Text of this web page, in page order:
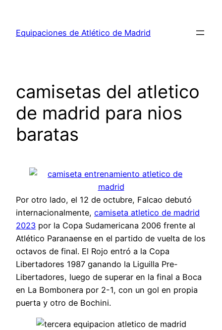
contenido
Equipaciones de Atlético de Madrid
camisetas del atletico
de madrid para nios
baratas
Por otro lado, el 12 de octubre, Falcao debutó
internacionalmente, camiseta atletico de madrid
2023 por la Copa Sudamericana 2006 frente al
Atlético Paranaense en el partido de vuelta de los
octavos de final. El Rojo entró a la Copa
Libertadores 1987 ganando la Liguilla Pre-
Libertadores, luego de superar en la final a Boca
en La Bombonera por 2-1, con un gol en propia
puerta y otro de Bochini.